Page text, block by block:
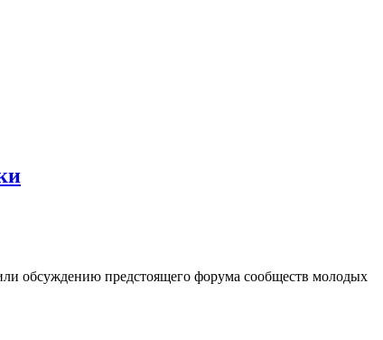
обсуждению предстоящего форума сообществ молодых